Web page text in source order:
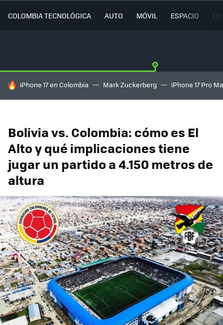
COLOMBIA TECNOLÓGICA AUTO MÓVIL ESPACIO
HOY SE HABLA DE
iPhone 17 en Colombia Mark Zuckerberg iPhone 17 Pro
Bolivia vs. Colombia: cómo es El
Alto y qué implicaciones tiene
jugar un partido a 4.150 metros de
altura